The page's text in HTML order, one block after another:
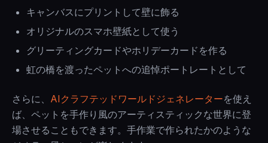
キャンバスにプリントして壁に飾る
オリジナルのスマホ壁紙として使う
グリーティングカードやホリデーカードを作る
虹の橋を渡ったペットへの追悼ポートレートとして
さらに、 AIクラフテッドワールドジェネレーターを使え
ば、ペットを手作り風のアーティスティックな世界に登
場させることもできます。手作業で作られたかのような